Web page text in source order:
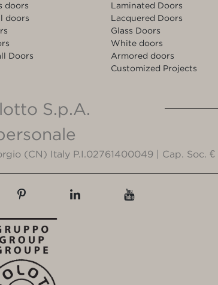
doors
doors
Doors
Laminated Doors
Lacquered Doors
Glass Doors
White doors
Armored doors
Customized Projects
S.p.A.
(CN) Italy P.I.02761400049 | Cap. Soc.